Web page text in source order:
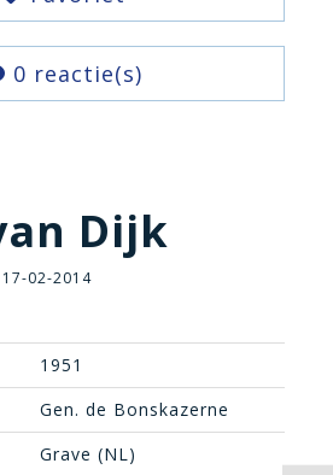
0 reactie(s)
Dijk
02-2014
1951
Gen. de Bonskazerne
Grave (NL)